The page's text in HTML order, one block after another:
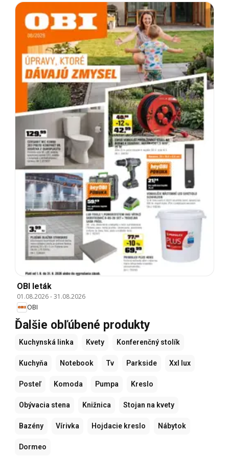
OBI leták
01.08.2026-31.08.2026
OBI
Ďalšie obľúbené produkty
Kuchynská linka Kvety Konferenčný stolík
Kuchyňa Notebook Tv Parkside Xxl lux
Posteľ Komoda Pumpa Kreslo
Obývacia stena Knižnica Stojan na kvety
Bazény Vírivka Hojdacie kreslo Nábytok
Dormeo